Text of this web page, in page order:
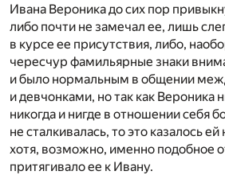
Ивана Вероника до сих пор
либо почти не замечал ее, лишь
в курсе ее присутствия, либо,
чересчур фамильярные знаки
и было нормальным в общении
и девчонками, но так как Вероника
никогда и нигде в отношении себя
не сталкивалась, то это казалось
хотя, возможно, именно подобное
притягивало ее к Ивану.